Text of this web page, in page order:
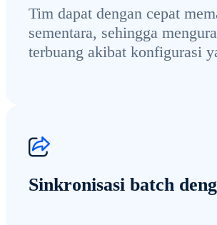
Tim dapat dengan cepat
sementara, sehingga
terbuang akibat konfigurasi
Sinkronisasi batch